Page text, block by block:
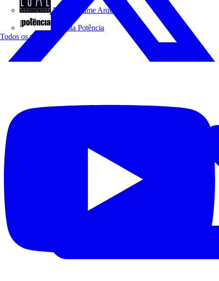
Revista Lume Arquitetura
Revista Potência
Todos os parceiros